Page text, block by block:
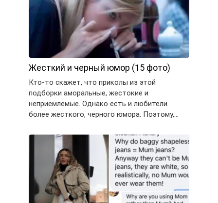
Жесткий и черный юмор (15 фото)
Кто-то скажет, что приколы из этой
подборки аморальные, жестокие и
неприемлемые. Однако есть и любители
более жесткого, черного юмора. Поэтому,…